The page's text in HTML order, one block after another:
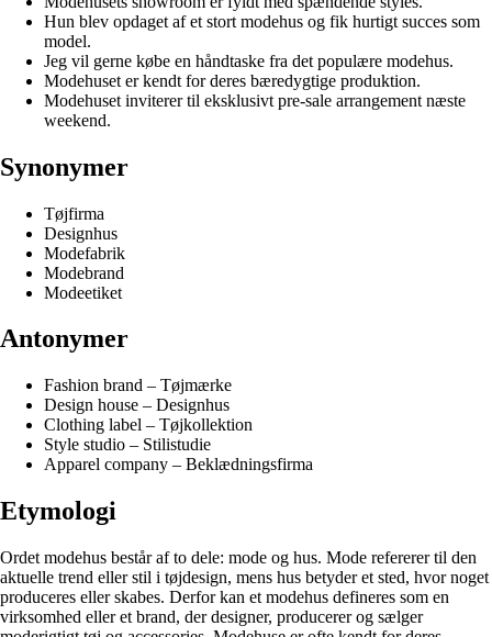
Hun blev opdaget af et stort modehus og fik hurtigt succes som
model.
Jeg vil gerne købe en håndtaske fra det populære modehus.
Modehuset er kendt for deres bæredygtige produktion.
Modehuset inviterer til eksklusivt pre-sale arrangement næste
weekend.
Synonymer
Tøjfirma
Designhus
Modefabrik
Modebrand
Modeetiket
Antonymer
Fashion brand – Tøjmærke
Design house – Designhus
Clothing label – Tøjkollektion
Style studio – Stilistudie
Apparel company – Beklædningsfirma
Etymologi
Ordet modehus består af to dele: mode og hus. Mode refererer til den
aktuelle trend eller stil i tøjdesign, mens hus betyder et sted, hvor noget
produceres eller skabes. Derfor kan et modehus defineres som en
virksomhed eller et brand, der designer, producerer og sælger